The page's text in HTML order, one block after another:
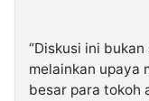
“Diskusi ini
melainkan upaya
besar para tokoh